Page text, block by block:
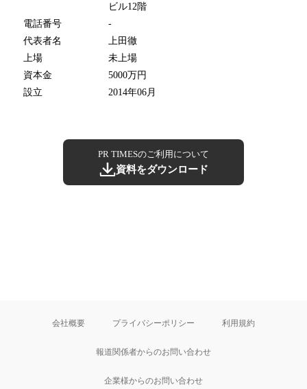
ビル12階
電話番号
-
代表者名
上田徹
上場
未上場
資本金
5000万円
設立
2014年06月
PR TIMESのご利用について
資料をダウンロード
会社概要 プライバシーポリシー 利用規約
報道関係者からのお問い合わせ
企業様からのお問い合わせ